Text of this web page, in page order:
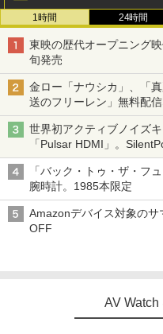
1時間 24時間
東映の歴代オープニング
旬発売
金ロー「ナウシカ」、「
送のフリーレン」無料配
世界初アクティブノイズ
「Pulsar HDMI」。
「バック・トゥ・ザ・フ
腕時計。1985本限定
Amazonデバイス対象の
OFF
AV Watch